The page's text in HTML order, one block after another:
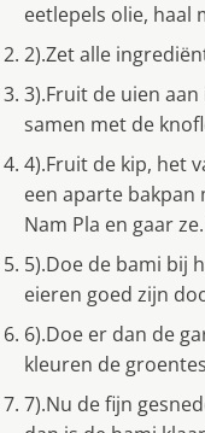
eetlepels olie, haal
2).Zet alle
3).Fruit de uien
samen met de
4).Fruit de kip, het
een aparte bakpan
Nam Pla en gaar
5).Doe de bami bij
eieren goed zijn
6).Doe er dan de
kleuren de
7).Nu de fijn